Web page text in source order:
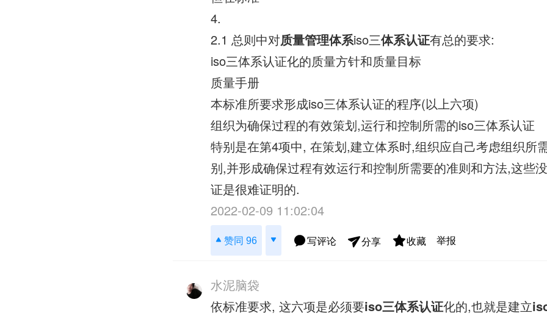
4.
2.1 总则中对质量管理体系iso三体系认证有总的要求:
iso三体系认证化的质量方针和质量目标
质量手册
本标准所要求形成iso三体系认证的程序(以上六项)
组织为确保过程的有效策划,运行和控制所需的iso三体系认证
特别是在第4项中, 在策划,建立体系时,组织应自己考虑组织所
别,并形成确保过程有效运行和控制所需要的准则和方法,这些
证是很难证明的.
2022-02-09 11:02:04
赞同 96 写评论 分享 收藏 举报
水泥脑袋
依标准要求, 这六项是必须要iso三体系认证化的,也就是建立